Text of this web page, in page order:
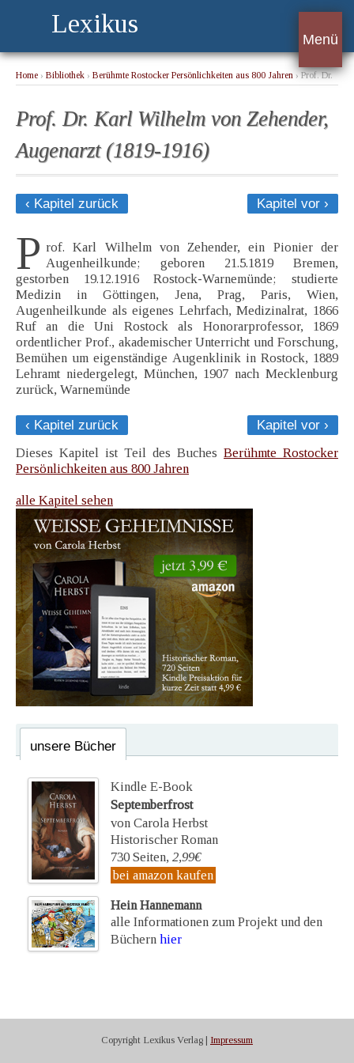
Lexikus
Menü
Home › Bibliothek › Berühmte Rostocker Persönlichkeiten aus 800 Jahren › Prof. Dr.
Prof. Dr. Karl Wilhelm von Zehender,
Augenarzt (1819-1916)
‹ Kapitel zurück Kapitel vor ›
P rof. Karl Wilhelm von Zehender, ein Pionier der
Augenheilkunde; geboren 21.5.1819 Bremen,
gestorben 19.12.1916 Rostock-Warnemünde; studierte
Medizin in Göttingen, Jena, Prag, Paris, Wien,
Augenheilkunde als eigenes Lehrfach, Medizinalrat, 1866
Ruf an die Uni Rostock als Honorarprofessor, 1869
ordentlicher Prof., akademischer Unterricht und Forschung,
Bemühen um eigenständige Augenklinik in Rostock, 1889
Lehramt niedergelegt, München, 1907 nach Mecklenburg
zurück, Warnemünde
‹ Kapitel zurück
Kapitel vor ›
Dieses Kapitel ist Teil des Buches Berühmte Rostocker
Persönlichkeiten aus 800 Jahren
alle Kapitel sehen
unsere Bücher
Kindle E-Book
Septemberfrost
von Carola Herbst
Historischer Roman
730 Seiten, 2,99€
bei amazon kaufen
Hein Hannemann
alle Informationen zum Projekt und den
Büchern hier
Copyright Lexikus Verlag | Impressum